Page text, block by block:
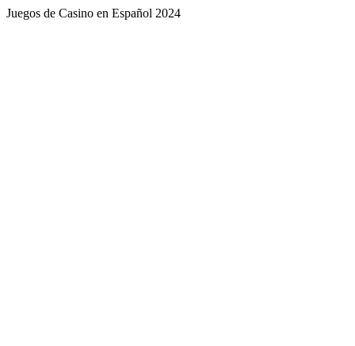
Juegos de Casino en Español 2024